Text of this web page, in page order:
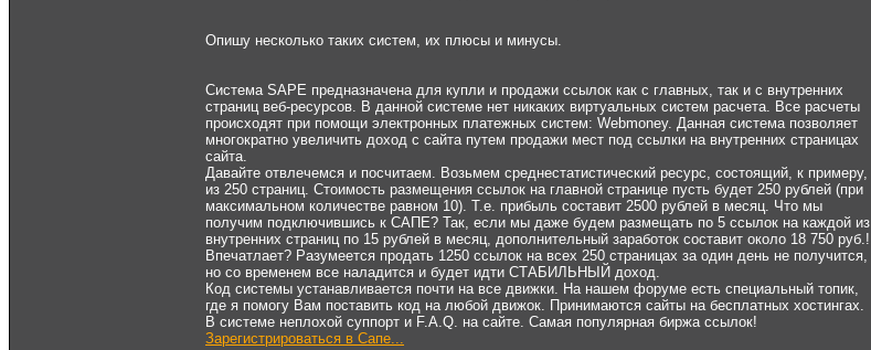
Опишу несколько таких систем, их плюсы и минусы.
Система SAPE предназначена для купли и продажи ссылок как с главных, так и с внутренних
страниц веб-ресурсов. В данной системе нет никаких виртуальных систем расчета. Все расчеты
происходят при помощи электронных платежных систем: Webmoney. Данная система позволяет
многократно увеличить доход с сайта путем продажи мест под ссылки на внутренних страницах
сайта.
Давайте отвлечемся и посчитаем. Возьмем среднестатистический ресурс, состоящий, к примеру,
из 250 страниц. Стоимость размещения ссылок на главной странице пусть будет 250 рублей (при
максимальном количестве равном 10). Т.е. прибыль составит 2500 рублей в месяц. Что мы
получим подключившись к САПЕ? Так, если мы даже будем размещать по 5 ссылок на каждой из
внутренних страниц по 15 рублей в месяц, дополнительный заработок составит около 18 750 руб.!
Впечатлает? Разумеется продать 1250 ссылок на всех 250 страницах за один день не получится,
но со временем все наладится и будет идти СТАБИЛЬНЫЙ доход.
Код системы устанавливается почти на все движки. На нашем форуме есть специальный топик,
где я помогу Вам поставить код на любой движок. Принимаются сайты на бесплатных хостингах.
В системе неплохой суппорт и F.A.Q. на сайте. Самая популярная биржа ссылок!
Зарегистрироваться в Сапе...